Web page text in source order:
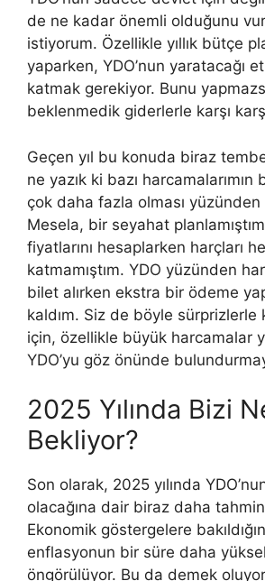
de ne kadar önemli olduğunu
istiyorum. Özellikle yıllık bütçe
yaparken, YDO’nun yaratacağı
katmak gerekiyor. Bunu
beklenmedik giderlerle karşı
Geçen yıl bu konuda biraz
ne yazık ki bazı
çok daha fazla olması yüzünden
Mesela, bir seyahat
fiyatlarını hesaplarken harçları
katmamıştım. YDO yüzünden
bilet alırken ekstra bir ödeme
kaldım. Siz de böyle sürprizlerle
için, özellikle büyük harcamalar
YDO’yu göz önünde
2025 Yılında Bizi
Bekliyor?
Son olarak, 2025 yılında
olacağına dair biraz daha
Ekonomik göstergelere
enflasyonun bir süre daha
öngörülüyor. Bu da demek oluyor